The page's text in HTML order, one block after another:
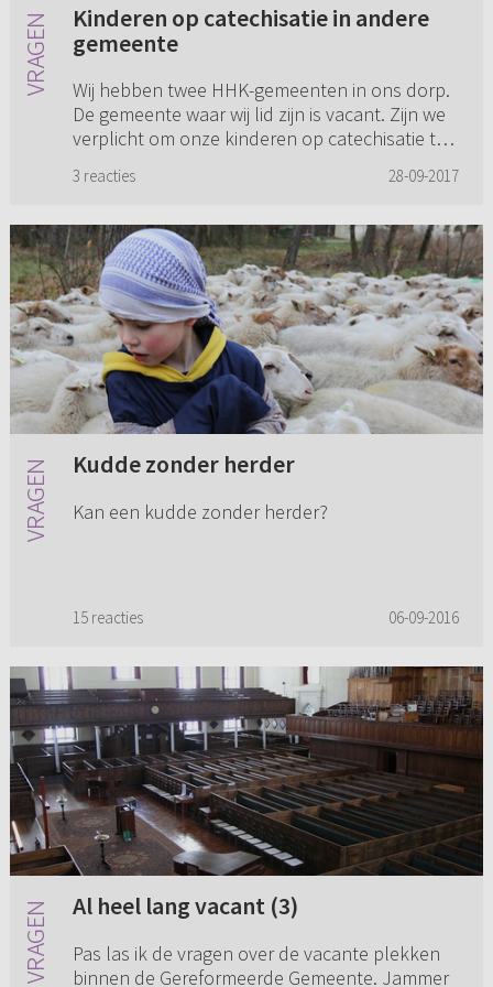
Kinderen op catechisatie in andere
gemeente
Wij hebben twee HHK-gemeenten in ons dorp.
De gemeente waar wij lid zijn is vacant. Zijn we
verplicht om onze kinderen op catechisatie te
andere HHK-gemee...
3 reacties 28-09-2017
Kudde zonder herder
Kan een kudde zonder herder?
15 reacties 06-09-2016
Al heel lang vacant (3)
Pas las ik de vragen over de vacante plekken
binnen de Gereformeerde Gemeente. Jammer